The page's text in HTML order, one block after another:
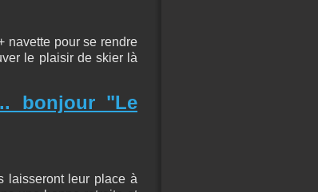
navette pour se rendre
le plaisir de skier là
bonjour "Le
laisseront leur place à